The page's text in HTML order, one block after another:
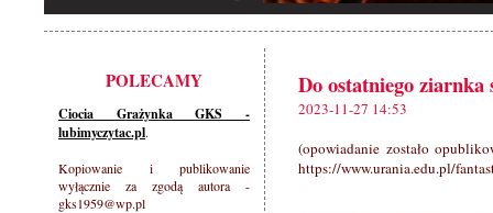
POLECAMY
Ciocia Grażynka GKS -
lubimyczytac.pl.
Kopiowanie i publikowanie
wyłącznie za zgodą autora -
gks1959@wp.pl
Do ostatniego ziarnka
2023-11-27 14:53
(opowiadanie zostało
https://www.urania.edu.pl/